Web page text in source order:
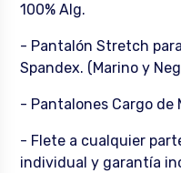
100% Alg.
- Pantalón Stretch
Spandex. (Marino y
- Pantalones Cargo de
- Flete a cualquier
individual y garantía